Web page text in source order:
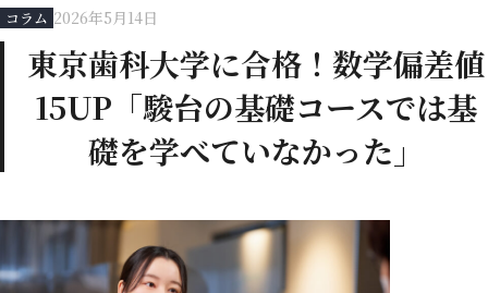
コラム 2026年5月14日
東京歯科大学に合格！数学偏差値
15UP「駿台の基礎コースでは基
礎を学べていなかった」